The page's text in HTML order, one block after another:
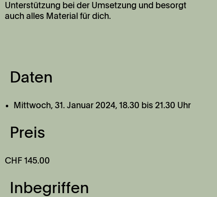
Unterstützung bei der Umsetzung und besorgt
auch alles Material für dich.
Daten
Mittwoch, 31. Januar 2024, 18.30 bis 21.30 Uhr
Preis
CHF 145.00
Inbegriffen